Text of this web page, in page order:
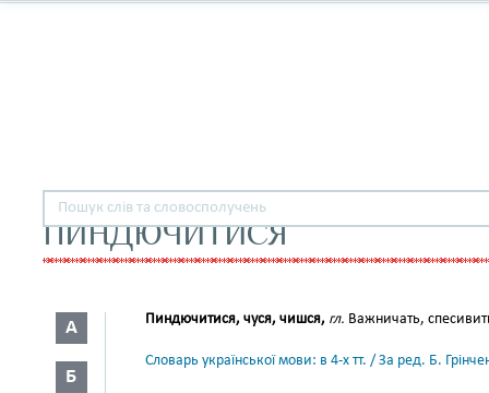
ПИНДЮЧИТИСЯ
А
Б
Пиндючитися, чуся, чишся, гл. Важничать,
Словарь української мови: в 4-х тт. / За ред. Б.